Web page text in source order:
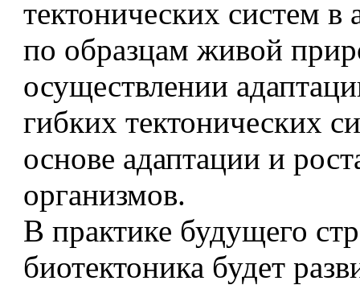
тектонических систем в
по образцам живой
осуществлении
гибких тектонических
основе адаптации и
организмов.
В практике будущего
биотектоника будет